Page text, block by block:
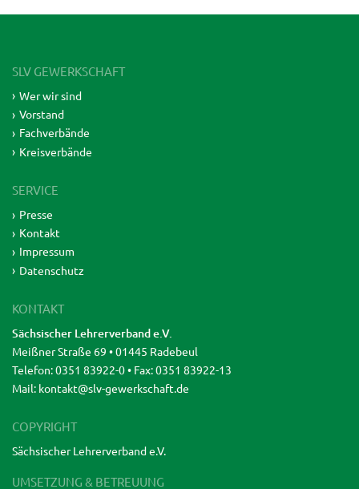
SLV GEWERKSCHAFT
Wer wir sind
Vorstand
Fachverbände
Kreisverbände
SERVICE
Presse
Kontakt
Impressum
Datenschutz
KONTAKT
Sächsischer Lehrerverband e.V.
Meißner Straße 69 • 01445 Radebeul
Telefon: 0351 83922-0 • Fax: 0351 83922-13
Mail: kontakt@slv-gewerkschaft.de
COPYRIGHT
Sächsischer Lehrerverband e.V.
UMSETZUNG & BETREUUNG